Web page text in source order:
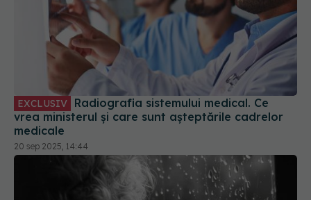
EXCLUSIV
vrea ministerul și care sunt așteptările cadrelor
medicale
20 sep 2025, 14:44